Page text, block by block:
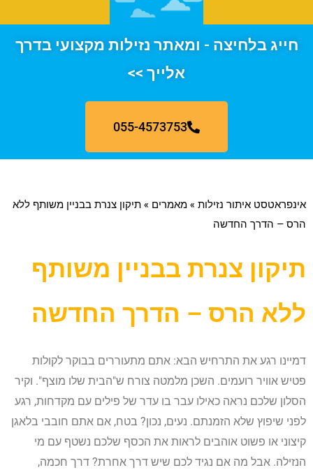
חייג בלחיצה - ומאתר נזילות מקצועי בדרך
אלייך >>
055-4573753
אינפראטסט איתור נזילות » מאמרים » תיקון צנרת בבניין משותף ללא
הרס – הדרך החדשה
תיקון צנרת בבניין משותף
ללא הרס – הדרך החדשה
דמיינו רגע את התרחיש הבא: אתם מתעוררים בבוקר לקולות
פטיש אוויר רועמים. השכן מלמטה צורח ש"הבית שלו מוצף". וקיר
הסלון שלכם נראה כאילו עבר בו עדר של פילים עם מקדחות, רגע
לפני שיפוץ שלא הזמנתם. נעים, נכון? בטח, אם אתם חובבי בלאגן
קיצוני או פשוט אוהבים לראות את הכסף שלכם נשטף עם מי
הנזילה. אבל מה אם נגיד לכם שיש דרך אחרת? דרך חכמה,